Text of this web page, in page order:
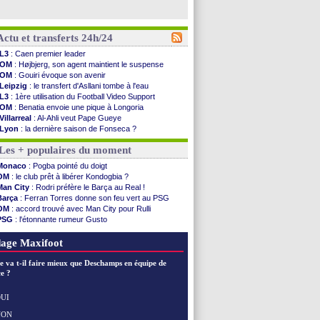
et transferts 24h/24
L3 : Caen premier leader
OM : Højbjerg, son agent maintient le suspense
OM : Gouiri évoque son avenir
Leipzig : le transfert d'Asllani tombe à l'eau
L3 : 1ère utilisation du Football Video Support
OM : Benatia envoie une pique à Longoria
Villarreal : Al-Ahli veut Pape Gueye
Lyon : la dernière saison de Fonseca ?
OM: un nouveau prétendant pour Højbjerg
Brest: un gardien norvégien en approche ?
OM: McCourt a versé 120 M€ en 2026
PSG: 4 retours dans le groupe face à Man Utd ...
Nice: Kevin Carlos va partir en Italie
L1: prison avec sursis requis contre un arbitre
Leganés: c'est signé pour Luca Zidane (off.)
Atletico: Ruggeri en route pour Aston Villa
Monaco: Filipe Luis soutient Biereth
PSG : Nsoki va signer en Croatie
Real: Mastantuono prêté à la Fiorentina (off.)
Man City
Palace
+ populaires du moment
: Pogba pointé du doigt
: le club prêt à libérer Kondogbia ?
City : Rodri préfère le Barça au Real !
: Ferran Torres donne son feu vert au PSG
: accord trouvé avec Man City pour Rulli
: l'étonnante rumeur Gusto
: Owori battu à mort à Kampala
Maxifoot
va t-il faire mieux que Deschamps en équipe de
?